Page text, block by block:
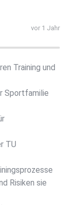
vor 1 Jahr
Training und
Sportfamilie
TU
Risiken sie